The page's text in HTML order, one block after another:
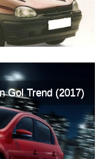
Gol Trend (2017)